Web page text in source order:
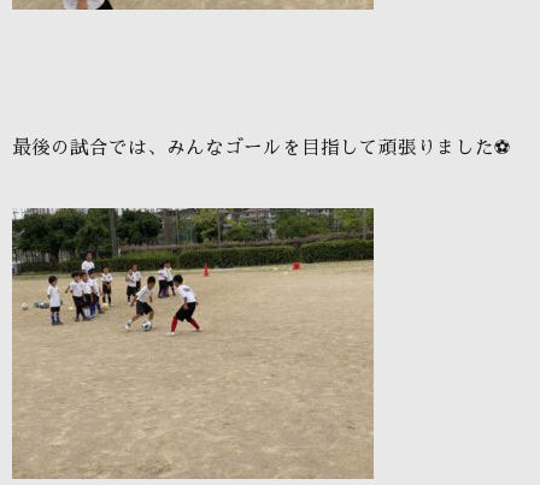
最後の試合では、みんなゴールを目指して頑張りました⚽️